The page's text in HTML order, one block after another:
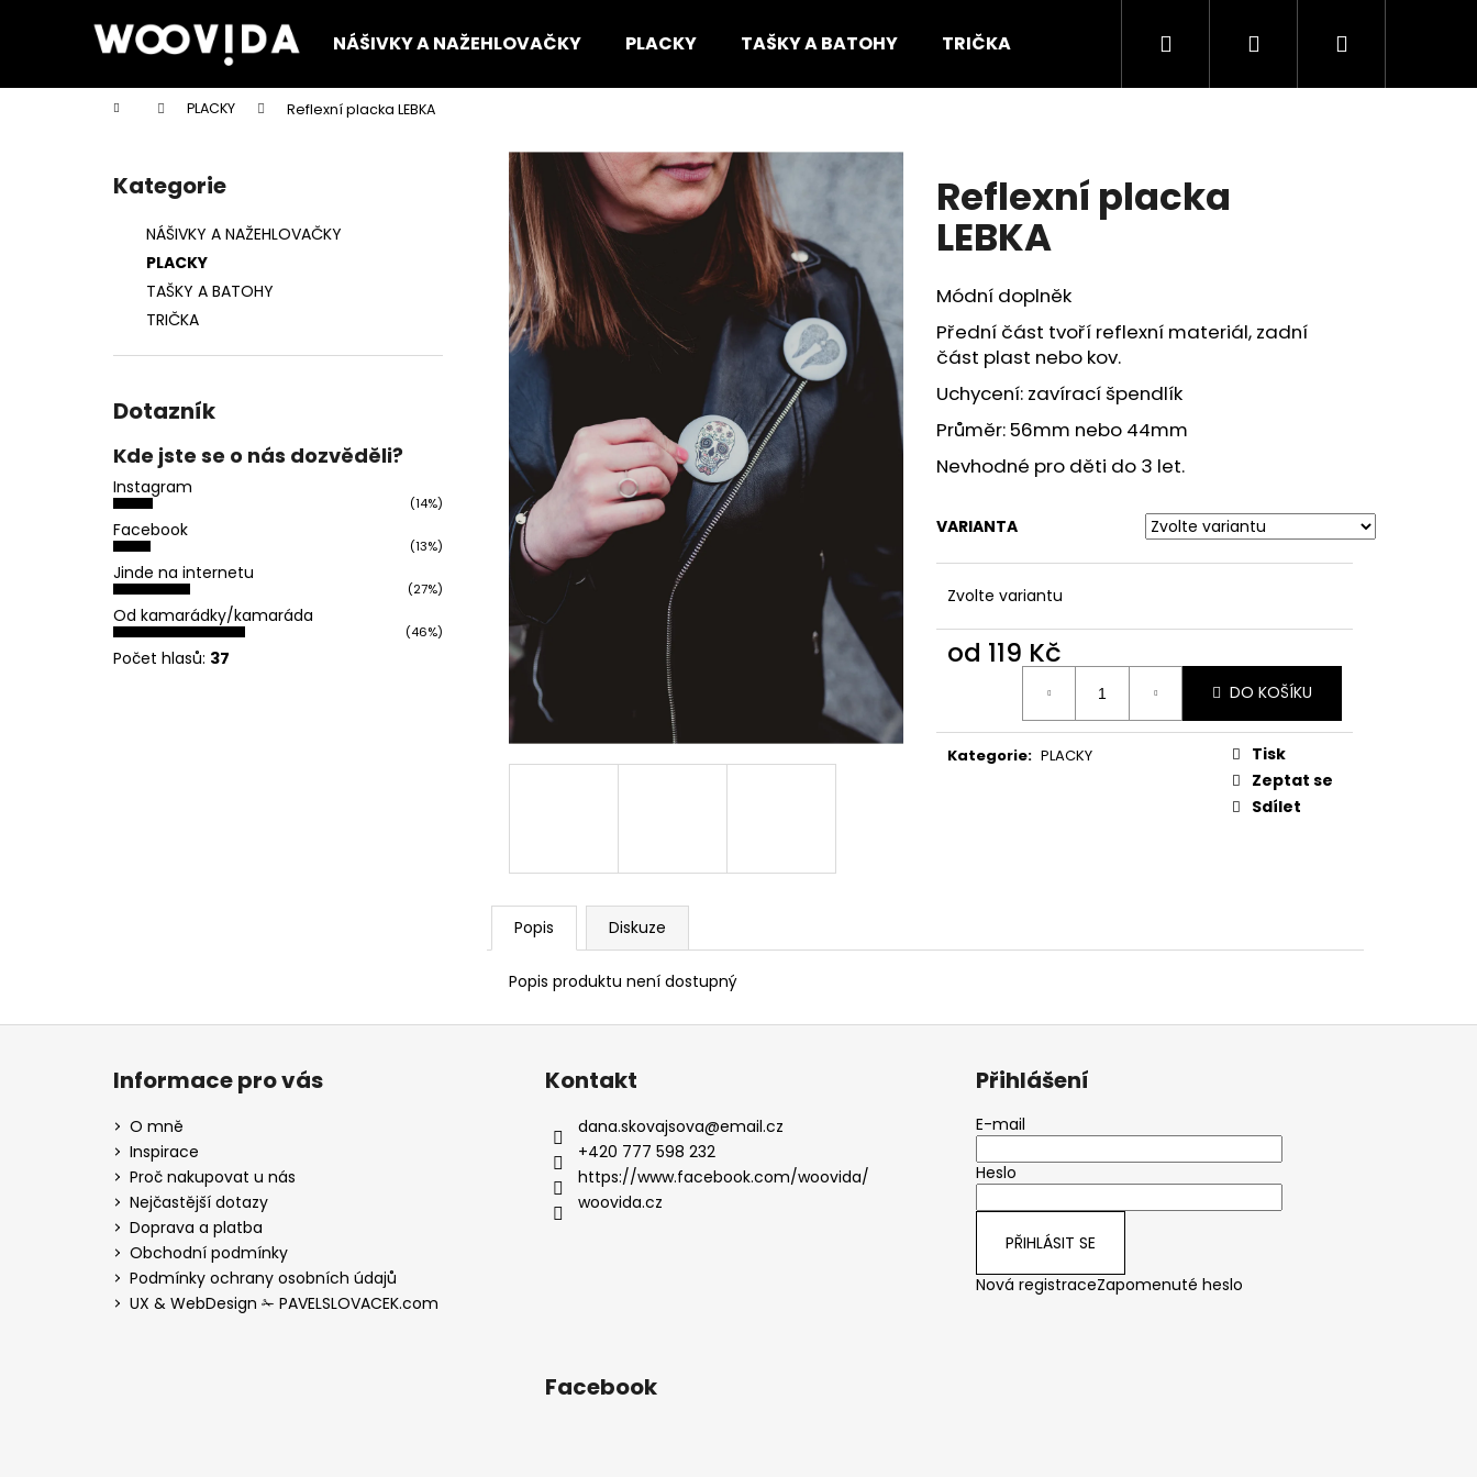
NÁŠIVKY A NAŽEHLOVAČKY PLACKY TAŠKY A BATOHY TRIČKA Hledat PřihlášeníNákupní
Domů PLACKY Reflexní placka LEBKA
Přeskočit
kategorie
Kategorie
NÁŠIVKY A NAŽEHLOVAČKY
PLACKY
TAŠKY A BATOHY
TRIČKA
Dotazník
Kde jste se o nás dozvěděli?
Instagram
(14%)
Facebook
(13%)
Jinde na internetu
(27%)
Od kamarádky/kamaráda
(46%)
Počet hlasů: 37
Reflexní placka
LEBKA
Módní doplněk
Přední část tvoří reflexní materiál, zadní
část plast nebo kov.
Uchycení: zavírací špendlík
Průměr: 56mm nebo 44mm
Nevhodné pro děti do 3 let.
VARIANTA
Zvolte variantu
od 119 Kč
DO KOŠÍKU
Kategorie: PLACKY
Tisk
Zeptat se
Sdílet
Popis Diskuze
Popis produktu není dostupný
í
Zpět
do
Zpět
do
HLEDAT
Doporučujeme
REFLEXNÍ PLACKA OH YEAH
119 Kč
REFLEXNÍ PLACKA MIX
149 Kč
Z
Informace pro vás
O mně
Inspirace
Proč nakupovat u nás
Nejčastější dotazy
Doprava a platba
Obchodní podmínky
Podmínky ochrany osobních údajů
UX & WebDesign ✁ PAVELSLOVACEK.com
Kontakt
dana.skovajsova@email.cz
+420 777 598 232
https://www.facebook.com/woovida/
woovida.cz
Přihlášení
E-mail
Heslo
PŘIHLÁSIT SE
Nová registraceZapomenuté heslo
Facebook